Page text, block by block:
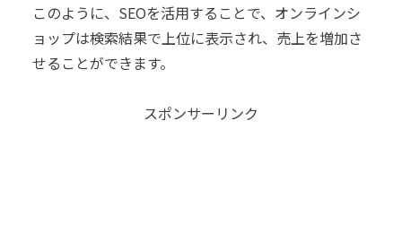
このように、SEOを活用することで、オンラインシ
ョップは検索結果で上位に表示され、売上を増加さ
せることができます。
スポンサーリンク